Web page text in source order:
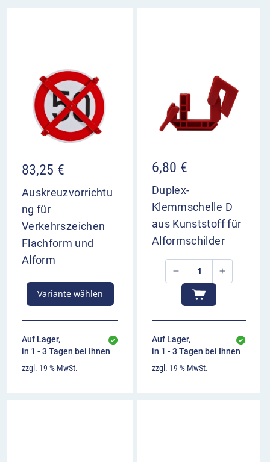
83,25 €
Auskreuzvorrichtu
ng für
Verkehrszeichen
Flachform und
Alform
Variante wählen
Auf Lager,
in 1 - 3 Tagen bei Ihnen
zzgl. 19 % MwSt.
6,80 €
Duplex-
Klemmschelle D
aus Kunststoff für
Alformschilder
Auf Lager,
in 1 - 3 Tagen bei Ihnen
zzgl. 19 % MwSt.